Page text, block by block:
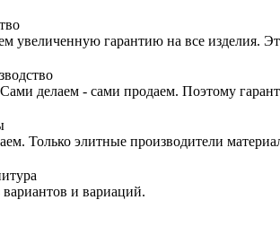
увеличенную гарантию на все изделия.
делаем - сами продаем. Поэтому
Только элитные производители
и вариаций.